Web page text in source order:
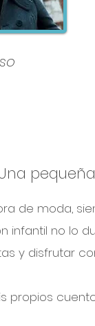
de moda,
infantil no lo
y disfrutar
propios